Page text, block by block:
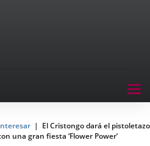
El Cristongo dará el pistoletazo
una gran fiesta ‘Flower Power’